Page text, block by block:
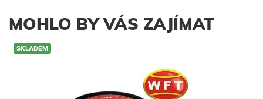
MOHLO BY VÁS ZAJÍMAT
SKLADEM